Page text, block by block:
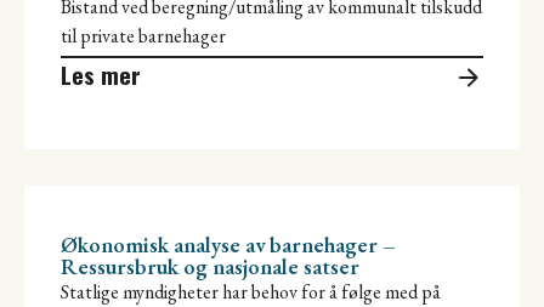
Bistand ved beregning/utmåling av kommunalt tilskudd
til private barnehager
Les mer
Økonomisk analyse av barnehager –
Ressursbruk og nasjonale satser
Statlige myndigheter har behov for å følge med på